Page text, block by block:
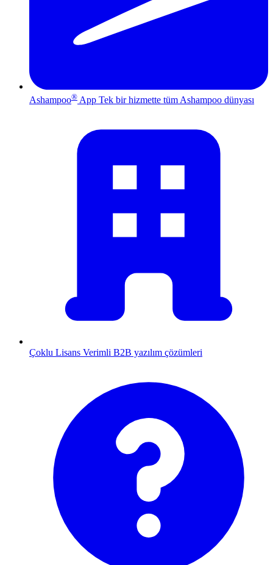
Ashampoo® App Tek bir hizmette tüm Ashampoo dünyası
Çoklu Lisans Verimli B2B yazılım çözümleri